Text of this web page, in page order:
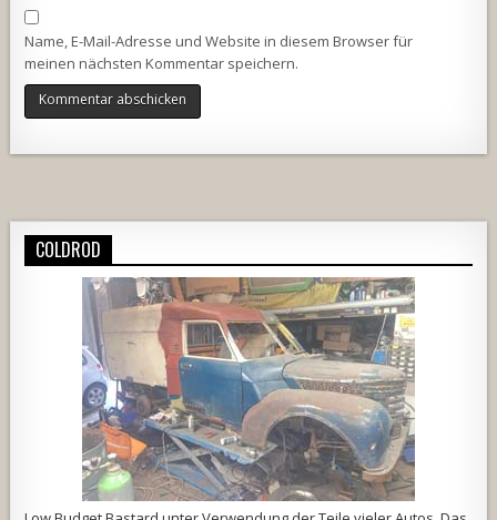
Name, E-Mail-Adresse und Website in diesem Browser für
meinen nächsten Kommentar speichern.
COLDROD